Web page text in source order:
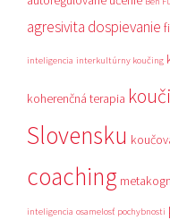
agresivita dospievanie
inteligencia interkultúrny koučing
koherenčná terapia
Slovensku
coaching
inteligencia osamelosť pochybnosti